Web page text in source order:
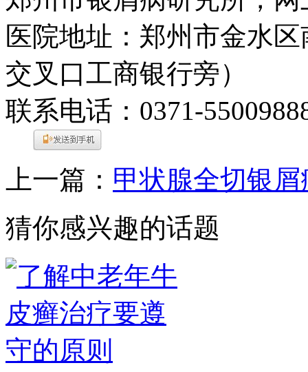
医院地址：郑州市金水
交叉口工商银行旁）
联系电话：0371-
上一篇： 甲状腺全切银屑
猜你感兴趣的话题